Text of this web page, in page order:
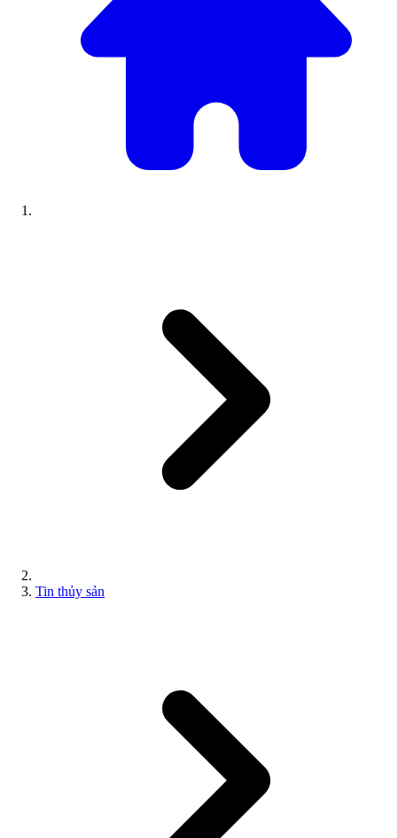
Tin thủy sản